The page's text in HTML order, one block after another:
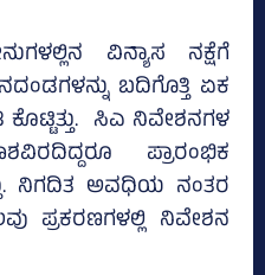
ವಿನ್ಯಾಸ ನಕ್ಷೆಗೆ
ಬದಿಗೊತ್ತಿ ಏಕ
ಸಿಎ ನಿವೇಶನಗಳ
ಪ್ರಾರಂಭಿಕ
ನಿಗದಿತ ಅವಧಿಯ ನಂತರ
ಪ್ರಕರಣಗಳಲ್ಲಿ ನಿವೇಶನ